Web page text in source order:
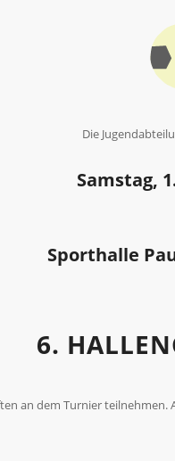
Die
Samstag,
Sporthalle
6.
an dem Turnier teilnehmen.